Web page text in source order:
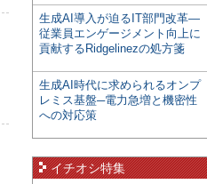
生成AI導入が迫るIT部門改革―
従業員エンゲージメント向上に
貢献するRidgelinezの処方箋
生成AI時代に求められるオンプ
レミス基盤─電力急増と機密性
への対応策
イチオシ特集